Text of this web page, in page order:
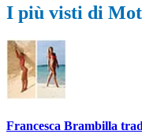
I più visti di
Francesca Brambilla